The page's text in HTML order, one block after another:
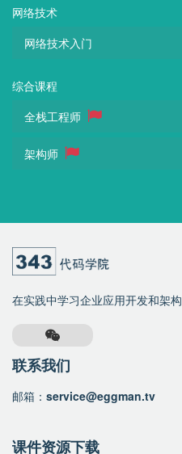
网络技术
网络技术入门
综合课程
全栈工程师
架构师
在实践中学习企业应用开发和架构
联系我们
邮箱： service@eggman.tv
课件资源下载